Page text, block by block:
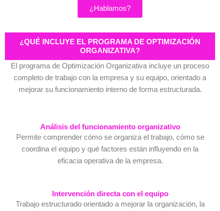
¿Hablamos?
¿QUÉ INCLUYE EL PROGRAMA DE OPTIMIZACIÓN
ORGANIZATIVA?
El programa de Optimización Organizativa incluye un proceso
completo de trabajo con la empresa y su equipo, orientado a
mejorar su funcionamiento interno de forma estructurada.
Análisis del funcionamiento organizativo
Permite comprender cómo se organiza el trabajo, cómo se
coordina el equipo y qué factores están influyendo en la
eficacia operativa de la empresa.
Intervención directa con el equipo
Trabajo estructurado orientado a mejorar la organización, la